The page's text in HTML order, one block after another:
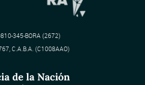
345-BORA (2672)
C.A.B.A. (C1008AAO)